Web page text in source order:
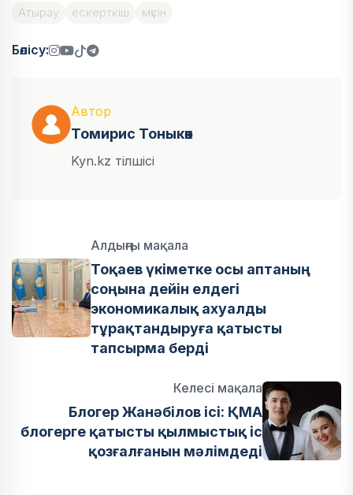
Атырау ескерткіш мүсін
Бөлісу:
Автор
Томирис Тоныкөк
Kyn.kz тілшісі
Алдыңғы мақала
Тоқаев үкіметке осы аптаның
соңына дейін елдегі
экономикалық ахуалды
тұрақтандыруға қатысты
тапсырма берді
Келесі мақала
Блогер Жанәбілов ісі: ҚМА
блогерге қатысты қылмыстық іс
қозғалғанын мәлімдеді